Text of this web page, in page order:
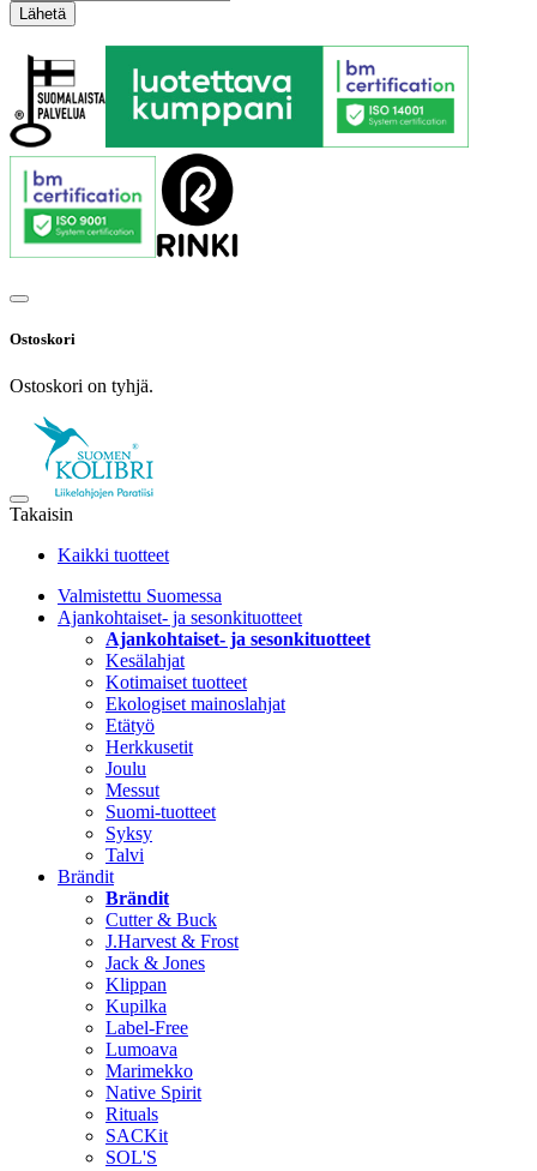
Ostoskori
Ostoskori on tyhjä.
Takaisin
Kaikki tuotteet
Valmistettu Suomessa
Ajankohtaiset- ja sesonkituotteet
Ajankohtaiset- ja sesonkituotteet
Kesälahjat
Kotimaiset tuotteet
Ekologiset mainoslahjat
Etätyö
Herkkusetit
Joulu
Messut
Suomi-tuotteet
Syksy
Talvi
Brändit
Brändit
Cutter & Buck
J.Harvest & Frost
Jack & Jones
Klippan
Kupilka
Label-Free
Lumoava
Marimekko
Native Spirit
Rituals
SACKit
SOL'S